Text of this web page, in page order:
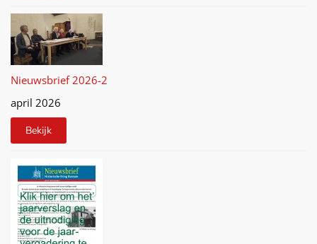
Nieuwsbrief 2026-2
april 2026
Bekijk